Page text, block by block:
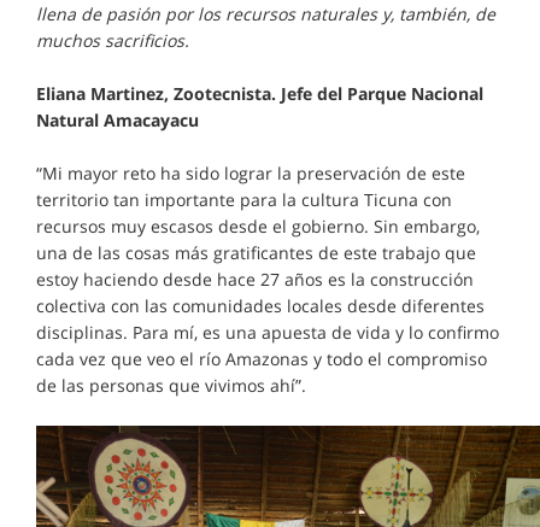
llena de pasión por los recursos naturales y, también, de
muchos sacrificios.
Eliana Martinez, Zootecnista. Jefe del Parque Nacional
Natural Amacayacu
“Mi mayor reto ha sido lograr la preservación de este
territorio tan importante para la cultura Ticuna con
recursos muy escasos desde el gobierno. Sin embargo,
una de las cosas más gratificantes de este trabajo que
estoy haciendo desde hace 27 años es la construcción
colectiva con las comunidades locales desde diferentes
disciplinas. Para mí, es una apuesta de vida y lo confirmo
cada vez que veo el río Amazonas y todo el compromiso
de las personas que vivimos ahí”.